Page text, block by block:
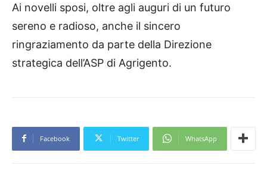
Ai novelli sposi, oltre agli auguri di un futuro
sereno e radioso, anche il sincero
ringraziamento da parte della Direzione
strategica dell’ASP di Agrigento.
Facebook Twitter WhatsApp